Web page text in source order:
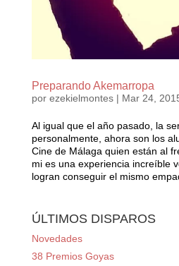
Preparando Akemarropa
por ezekielmontes| Mar 24,
Al igual que el año pasado, la
personalmente, ahora son los
Cine de Málaga quien están al
mi es una experiencia increíble
logran conseguir el mismo
ÚLTIMOS DISPAROS
Novedades
38 Premios Goyas